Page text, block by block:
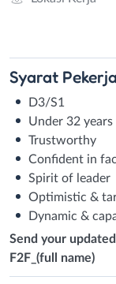
Syarat
D3/S1
Under 32 years
Trustworthy
Confident in
Spirit of leader
Optimistic &
Dynamic &
Send your
F2F_(full name)